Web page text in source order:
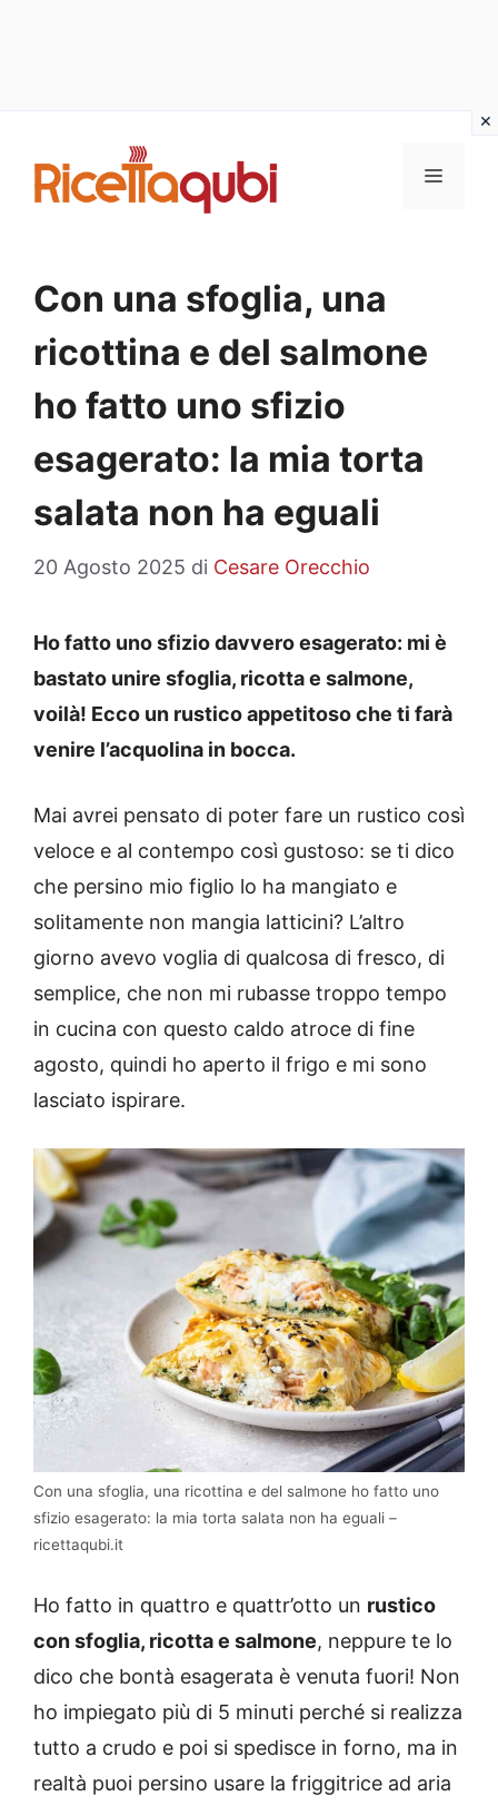
contenuto
MENU
Con una sfoglia, una
ricottina e del salmone
ho fatto uno sfizio
esagerato: la mia torta
salata non ha eguali
20 Agosto 2025 di Cesare Orecchio
Ho fatto uno sfizio davvero esagerato: mi è
bastato unire sfoglia, ricotta e salmone,
voilà! Ecco un rustico appetitoso che ti farà
venire l’acquolina in bocca.
Mai avrei pensato di poter fare un rustico così
veloce e al contempo così gustoso: se ti dico
che persino mio figlio lo ha mangiato e
solitamente non mangia latticini? L’altro
giorno avevo voglia di qualcosa di fresco, di
semplice, che non mi rubasse troppo tempo
in cucina con questo caldo atroce di fine
agosto, quindi ho aperto il frigo e mi sono
lasciato ispirare.
Con una sfoglia, una ricottina e del salmone ho fatto uno
sfizio esagerato: la mia torta salata non ha eguali –
ricettaqubi.it
Ho fatto in quattro e quattr’otto un rustico
con sfoglia, ricotta e salmone, neppure te lo
dico che bontà esagerata è venuta fuori! Non
ho impiegato più di 5 minuti perché si realizza
tutto a crudo e poi si spedisce in forno, ma in
realtà puoi persino usare la friggitrice ad aria